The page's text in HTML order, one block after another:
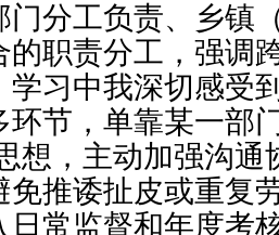
门分工负责、乡镇
的职责分工，强调
学习中我深切感受
环节，单靠某一部
想，主动加强沟
免推诿扯皮或重复
日常监督和年度考